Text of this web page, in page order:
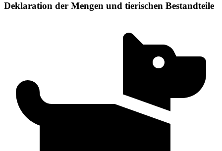
Deklaration der Mengen und tierischen Bestandteile